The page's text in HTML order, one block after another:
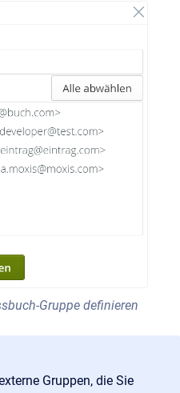
Gruppe definieren
Gruppen, die Sie